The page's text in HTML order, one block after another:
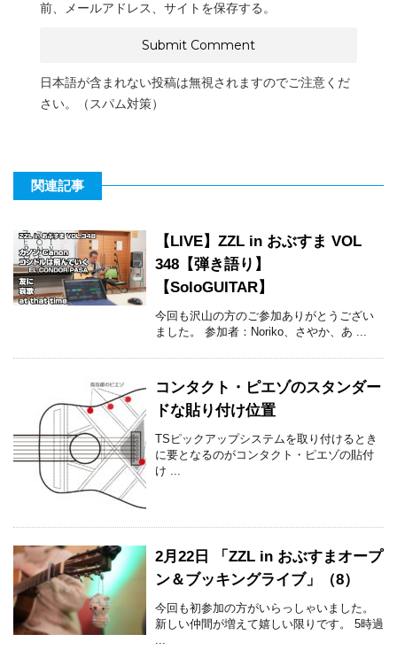
前、メールアドレス、サイトを保存する。
日本語が含まれない投稿は無視されますのでご注意くだ
さい。（スパム対策）
関連記事
【LIVE】ZZL in おぶすま VOL
348【弾き語り】
【SoloGUITAR】
今回も沢山の方のご参加ありがとうござい
ました。 参加者：Noriko、さやか、あ ...
コンタクト・ピエゾのスタンダー
ドな貼り付け位置
TSピックアップシステムを取り付けるとき
に要となるのがコンタクト・ピエゾの貼付
け ...
2月22日 「ZZL in おぶすまオープ
ン＆ブッキングライブ」（8）
今回も初参加の方がいらっしゃいました。
新しい仲間が増えて嬉しい限りです。 5時過
...